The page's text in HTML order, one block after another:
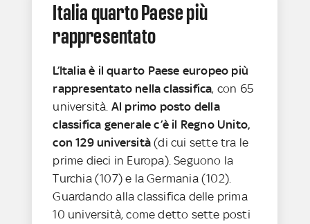
Italia quarto Paese più
rappresentato
L’Italia è il quarto Paese europeo più
rappresentato nella classifica, con 65
università. Al primo posto della
classifica generale c’è il Regno Unito,
con 129 università (di cui sette tra le
prime dieci in Europa). Seguono la
Turchia (107) e la Germania (102).
Guardando alla classifica delle prima
10 università, come detto sette posti